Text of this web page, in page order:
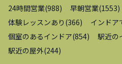
24時間営業(988) 早朝営業(1553)
体験レッスンあり (366) インドア
個室のあるインドア(854) 駅近の
駅近の屋外(244)